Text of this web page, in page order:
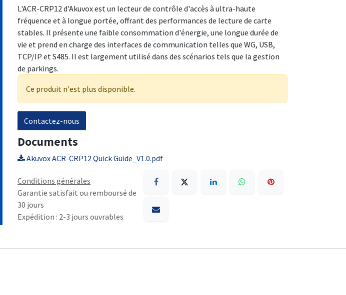
L'ACR-CRP12 d'Akuvox est un lecteur de contrôle d'accès à ultra-haute
fréquence et à longue portée, offrant des performances de lecture de carte
stables. Il présente une faible consommation d'énergie, une longue durée de
vie et prend en charge des interfaces de communication telles que WG, USB,
TCP/IP et S485. Il est largement utilisé dans des scénarios tels que la gestion
de parkings.
Ce produit n'est plus disponible.
Contactez-nous
Documents
Akuvox ACR-CRP12 Quick Guide_V1.0.pdf
Conditions générales
Garantie satisfait ou remboursé de
30 jours
Expédition : 2-3 jours ouvrables